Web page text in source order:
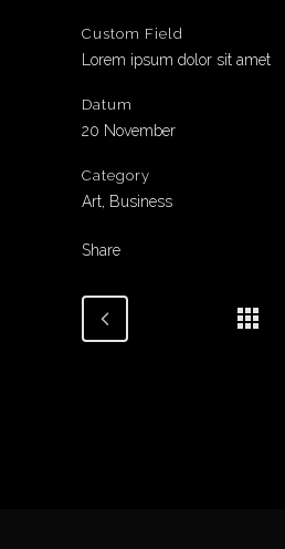
Custom Field
Lorem ipsum dolor sit amet
Datum
20 November
Category
Art, Business
Share